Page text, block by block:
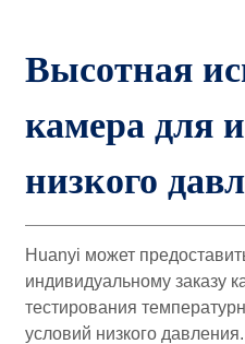
Высотная
камера для
низкого